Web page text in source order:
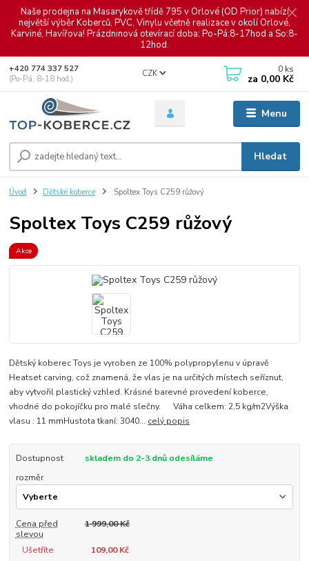
Naše prodejna na Masarykově třídě 795 v Orlové (OD Prior) nabízí
největší výběr Koberců, PVC, Vinylu včetně realizace v okolí Orlové,
Karviné, Havířova! Prázdninová otevírací doba: Po-Pá:8-17hod a So:8-
12hod.
Menu
CZK
Hledat
+420 774 337 527
(Po-Pá, 8-18 hod.)
0 ks
za 0,00 Kč
Úvod Dětské koberce Spoltex Toys C259 růžový
Spoltex Toys C259 růžový
Akce
Dětský koberec Toys je vyroben ze 100% polypropylenu v úpravě
Heatset carving, což znamená, že vlas je na určitých místech seříznut,
aby vytvořil plastický vzhled. Krásné barevné provedení koberce,
vhodné do pokojíčku pro malé slečny. Váha celkem: 2,5 kg/m2Výška
vlasu : 11 mmHustota tkaní: 3040... celý popis
Dostupnost
skladem do 2-3 dnů odesíláme
rozměr
Cena před
slevou
1 999,00 Kč
Ušetříte 109,00 Kč